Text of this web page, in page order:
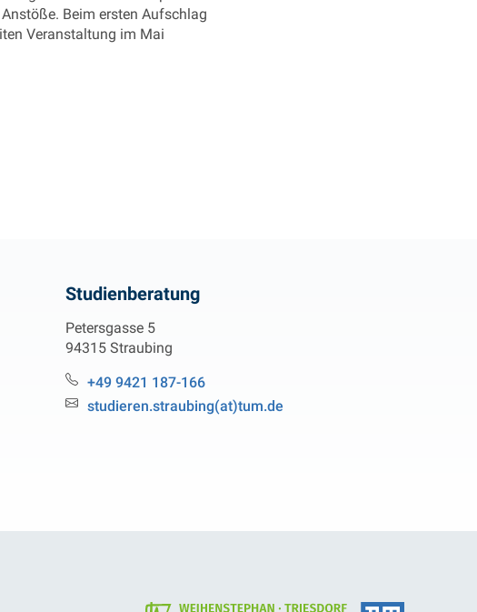
Beim ersten Aufschlag
Veranstaltung im Mai
Studienberatung
Petersgasse 5
94315 Straubing
Tel.:+49 9421 187-166
Email:studieren.straubing(at)tum.de